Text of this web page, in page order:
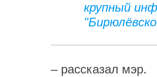
крупный
– рассказал мэр.